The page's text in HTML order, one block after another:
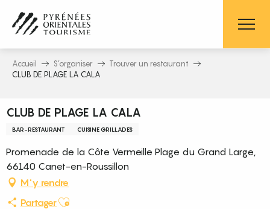
contenu
principal
Accueil S’organiser
Trouver un restaurant
CLUB DE PLAGE LA CALA
CLUB DE PLAGE LA CALA
BAR-RESTAURANT CUISINE GRILLADES
Promenade de la Côte Vermeille Plage du Grand Large,
66140 Canet-en-Roussillon
M'y rendre
PartagerAjouter aux favoris